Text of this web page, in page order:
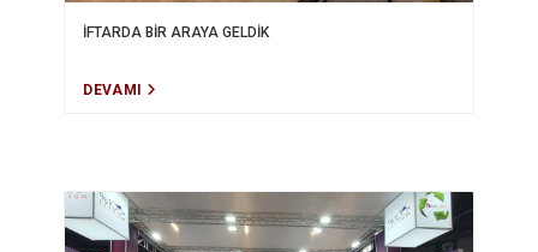
İFTARDA BİR ARAYA GELDİK
DEVAMI